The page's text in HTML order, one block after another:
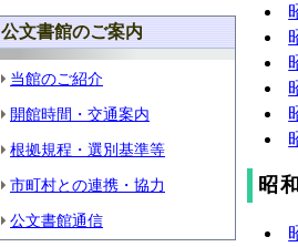
公文書館のご案内
当館のご紹介
開館時間・交通案内
根拠規程・選別基準等
市町村との連携・協力
公文書館通信
昭